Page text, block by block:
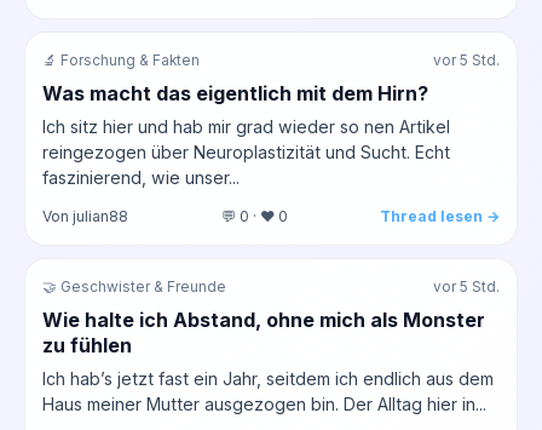
🔬 Forschung & Fakten vor 5 Std.
Was macht das eigentlich mit dem Hirn?
Ich sitz hier und hab mir grad wieder so nen Artikel
reingezogen über Neuroplastizität und Sucht. Echt
faszinierend, wie unser...
Von julian88 💬 0 · ❤️ 0 Thread lesen →
🤝 Geschwister & Freunde vor 5 Std.
Wie halte ich Abstand, ohne mich als Monster
zu fühlen
Ich hab’s jetzt fast ein Jahr, seitdem ich endlich aus dem
Haus meiner Mutter ausgezogen bin. Der Alltag hier in...